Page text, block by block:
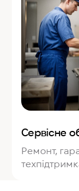
Сервісне
Ремонт,